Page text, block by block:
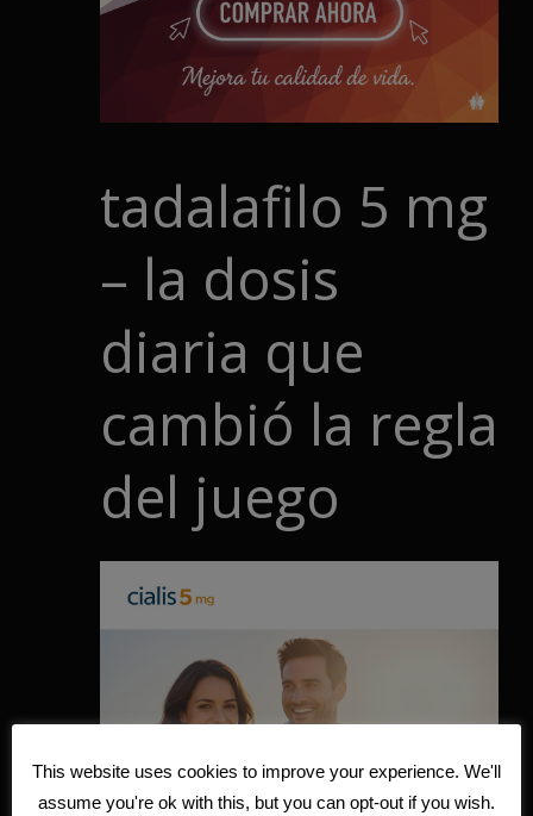
tadalafilo 5 mg
– la dosis
diaria que
cambió la regla
del juego
This website uses cookies to improve your experience. We'll
assume you're ok with this, but you can opt-out if you wish.